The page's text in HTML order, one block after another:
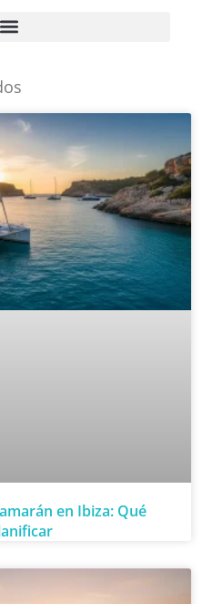
en Ibiza: Qué